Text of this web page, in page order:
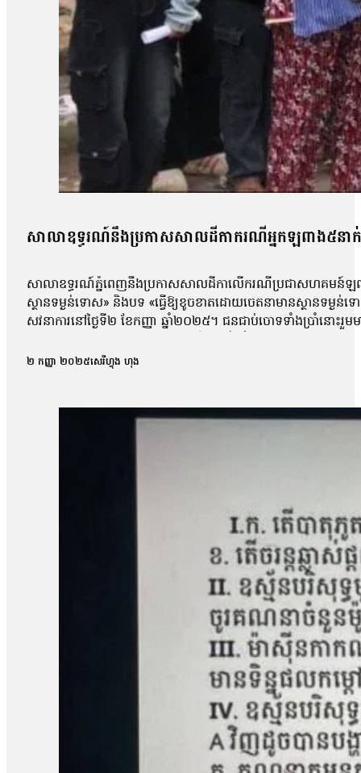
សាលាឧទ្ធរណ៍នឹងប្រកាសសាលដីកាករណីអ្នកឡពាង៥នាក់
សាលាឧទ្ធរណ៍ភ្នំពេញនឹងប្រកាសសាលដីកាលើករណីប្រជាសហគមន៍ឡពា
ស្ថានទម្ងន់ទោស» និងបទ «ធ្វើឱ្យខូចខាតដោយចេតនាមានស្ថាន
សវនាការនៅថ្ងៃទី២ ខែកញ្ញា ឆ្នាំ២០២៥។ ជនជាប់ចោទទាំងប្រ
កាសែតបន្ទាប់ពីលោកចេញពីសវនាការថា តុលាការបានចោទសួរលោក
មុនមកវាមិនសូវរំពឹងប៉ុន្មានទេ អារឿងតុលាការ រឿងយុត្តិធម៌រឿងនេ
សម្ដេចបវធិបតី ហ៊ុន ម៉ាណែត សូមឱ្យគាត់ឡើងថ្មីធ្វើនាយករដ្ឋមន្ត្រីម
បាត់បង់ដីធ្លី»។ រីឯភរិយារបស់លោក ស្ងួន ញឿន គឺអ្នកស្រី អុំ សុភី បានច
ដោយសារតែក្រុមហ៊ុនជាអ្នកបំពានមកលើពួកខ្ញុំ បែរជាពួកគាត់មិនមាន
បំផ្លាញរបស់ទ្រព្យគេទេ»។ អ្នកស្រី អុំ សុភី ថាអ្នកស្រីនឹងប្ដឹងបន្តទ
អង្គការលីកាដូលោក អំ សំអាត មានប្រសាសន៍ថា ករណីដីធ្លីនៅភូមិឡព
តំណាងសហគមន៍ និងសមាជិកសហគមន៍ជាច្រើនត្រូវបានជាប់ពន្ធនា
រឿងនៅសាលាឧទ្ធរណ៍នេះ ពួកគាត់គួរត្រូវបានទទួលការលើកលែងច
ខេត្តកំពង់ឆ្នាំង មានជម្លោះដីធ្លីជាមួយក្រុមហ៊ុន ខេ.ឌី.ស៊ី (KDC) ដែ
ចំនួន១០៨គ្រួសារ។ ពលរដ្ឋដែលរងផលប៉ះពាល់បានតវ៉ាទាមទារ
ចំនួន៥នាក់គឺ លោក សៀង ហេង លោក ម៉ាង យ៉ាវ លោក គុជ…
២ កញ្ញា ២០២៥សេរីហ្វុង ហុង